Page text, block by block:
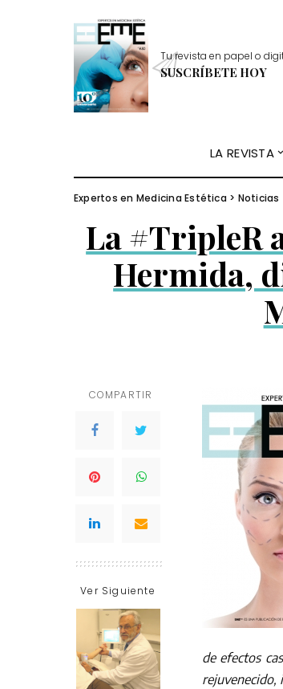
Tu revista en papel o
SUSCRÍBETE HOY
LA REVISTA
Expertos en Medicina Estética > Noticias
La #TripleR
Hermida,
COMPARTIR
Ver Siguiente
de efectos
rejuvenecido,